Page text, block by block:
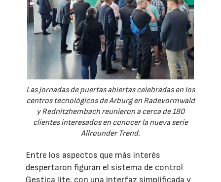
Las jornadas de puertas abiertas celebradas en los
centros tecnológicos de Arburg en Radevormwald
y Rednitzhembach reunieron a cerca de 180
clientes interesados en conocer la nueva serie
Allrounder Trend.
Entre los aspectos que más interés
despertaron figuran el sistema de control
Gestica lite, con una interfaz simplificada y